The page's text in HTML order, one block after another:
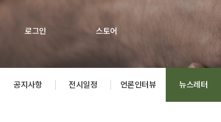
로그인 스토어
공지사항 전시일정 언론인터뷰 뉴스레터